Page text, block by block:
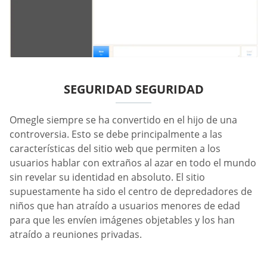
SEGURIDAD SEGURIDAD
Omegle siempre se ha convertido en el hijo de una
controversia. Esto se debe principalmente a las
características del sitio web que permiten a los
usuarios hablar con extraños al azar en todo el mundo
sin revelar su identidad en absoluto. El sitio
supuestamente ha sido el centro de depredadores de
niños que han atraído a usuarios menores de edad
para que les envíen imágenes objetables y los han
atraído a reuniones privadas.